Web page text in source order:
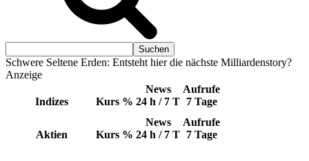
Schwere Seltene Erden: Entsteht hier die nächste Milliardenstory?
Anzeige
Indizes Kurs %
News
24 h / 7 T
Aufrufe
7 Tage
Aktien Kurs %
News
24 h / 7 T
Aufrufe
7 Tage